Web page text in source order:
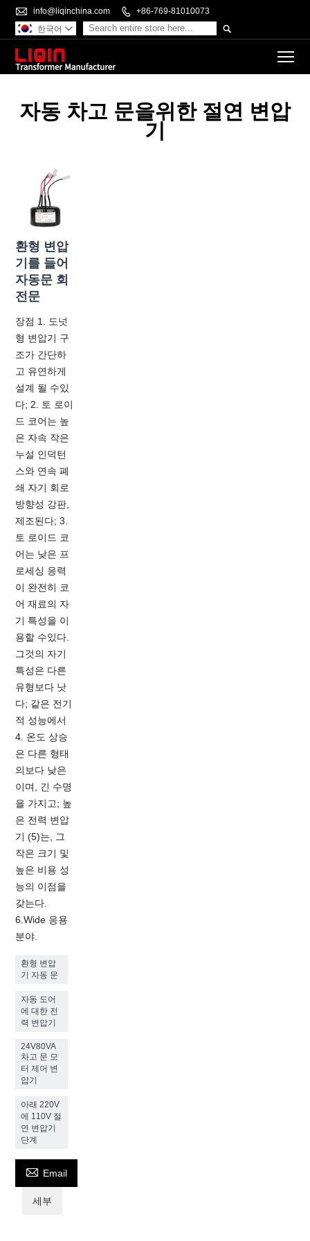
 info@liqinchina.com  +86-769-81010073

한국어 
자동 차고 문을위한 절연 변압
기
환형 변압
기를 들어
자동문 회
전문
장점 1. 도넛
형 변압기 구
조가 간단하
고 유연하게
설계 될 수있
다; 2. 토 로이
드 코어는 높
은 자속 작은
누설 인덕턴
스와 연속 폐
쇄 자기 회로
방향성 강판,
제조된다; 3.
토 로이드 코
어는 낮은 프
로세싱 응력
이 완전히 코
어 재료의 자
기 특성을 이
용할 수있다.
그것의 자기
특성은 다른
유형보다 낫
다; 같은 전기
적 성능에서
4. 온도 상승
은 다른 형태
의보다 낮은
이며, 긴 수명
을 가지고; 높
은 전력 변압
기 (5)는, 그
작은 크기 및
높은 비용 성
능의 이점을
갖는다.
6.Wide 응용
분야.
환형 변압
기 자동 문
자동 도어
에 대한 전
력 변압기
24V80VA
차고 문 모
터 제어 변
압기
아래 220V
에 110V 절
연 변압기
단계
 Email
세부